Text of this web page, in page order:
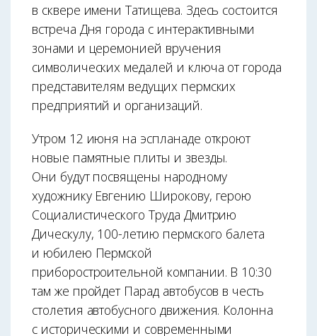
в сквере имени Татищева. Здесь состоится
встреча Дня города с интерактивными
зонами и церемонией вручения
символических медалей и ключа от города
представителям ведущих пермских
предприятий и организаций.
Утром 12 июня на эспланаде откроют
новые памятные плиты и звезды.
Они будут посвящены народному
художнику Евгению Широкову, герою
Социалистического Труда Дмитрию
Дическулу, 100-летию пермского балета
и юбилею Пермской
приборостроительной компании. В 10:30
там же пройдет Парад автобусов в честь
столетия автобусного движения. Колонна
с историческими и современными